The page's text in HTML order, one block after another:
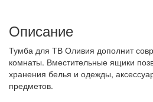
Описание
Тумба для ТВ Оливия дополнит
комнаты. Вместительные ящики
хранения белья и одежды,
предметов.